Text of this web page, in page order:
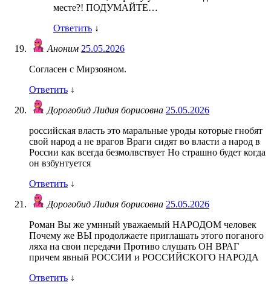
месте?! ПОДУМАЙТЕ…
Ответить ↓
Аноним 25.05.2026
Согласен с Мирзояном.
Ответить ↓
Дорогобид Лидия борисовна 25.05.2026
российская власть это маральные уроды которые гнобят
свой народ а не врагов Враги сидят во власти а народ в
России как всегда безмолвствует Но страшно будет когда
он взбунтуется
Ответить ↓
Дорогобид Лидия борисовна 25.05.2026
Роман Вы же умнный уважаемый НАРОДОМ человек
Почему же ВЫ продолжаете приглашать этого поганого
ляха на свои передачи Противо слушать ОН ВРАГ
причем явный РОССИИ и РОССИЙСКОГО НАРОДА
Ответить ↓